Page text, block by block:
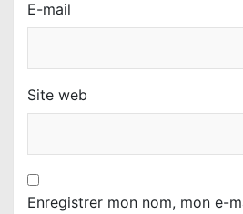
E-mail
Site web
Enregistrer mon nom, mon e-